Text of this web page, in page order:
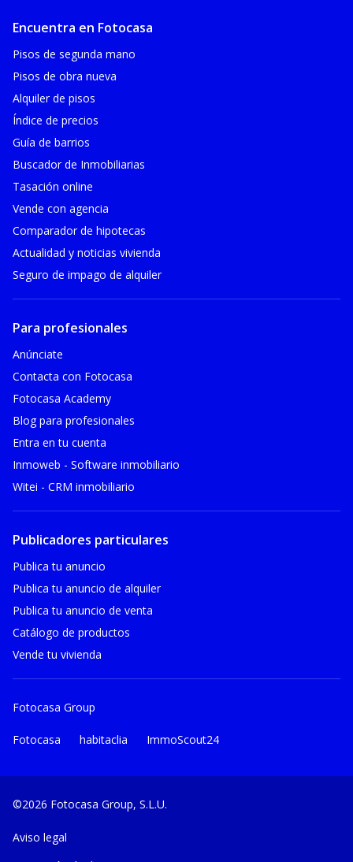
Encuentra en Fotocasa
Pisos de segunda mano
Pisos de obra nueva
Alquiler de pisos
Índice de precios
Guía de barrios
Buscador de Inmobiliarias
Tasación online
Vende con agencia
Comparador de hipotecas
Actualidad y noticias vivienda
Seguro de impago de alquiler
Para profesionales
Anúnciate
Contacta con Fotocasa
Fotocasa Academy
Blog para profesionales
Entra en tu cuenta
Inmoweb - Software inmobiliario
Witei - CRM inmobiliario
Publicadores particulares
Publica tu anuncio
Publica tu anuncio de alquiler
Publica tu anuncio de venta
Catálogo de productos
Vende tu vivienda
Fotocasa Group
Fotocasa habitaclia ImmoScout24
©2026 Fotocasa Group, S.L.U.
Aviso legal